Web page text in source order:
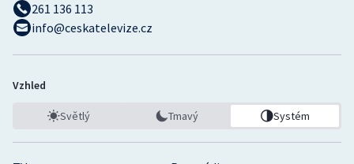
261 136 113
info@ceskatelevize.cz
Vzhled
Světlý Tmavý Systém